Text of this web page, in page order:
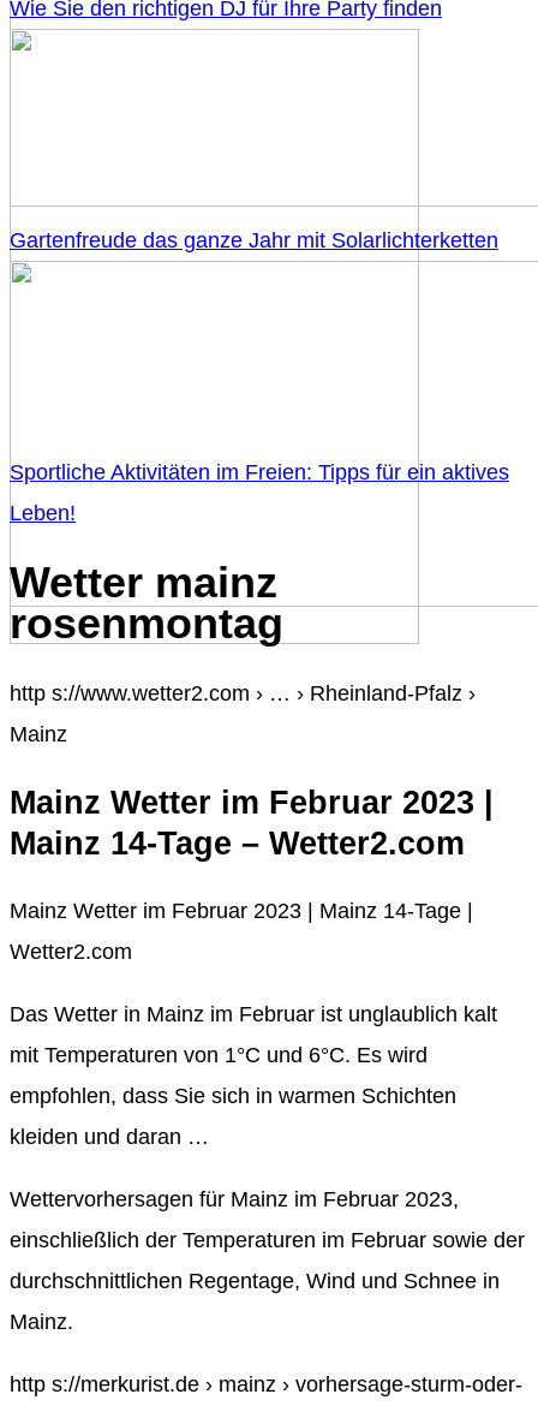
Wie Sie den richtigen DJ für Ihre Party finden
Gartenfreude das ganze Jahr mit Solarlichterketten
Sportliche Aktivitäten im Freien: Tipps für ein aktives
Leben!
Wetter mainz
rosenmontag
http s://www.wetter2.com › … › Rheinland-Pfalz ›
Mainz
Mainz Wetter im Februar 2023 |
Mainz 14-Tage – Wetter2.com
Mainz Wetter im Februar 2023 | Mainz 14-Tage |
Wetter2.com
Das Wetter in Mainz im Februar ist unglaublich kalt
mit Temperaturen von 1°C und 6°C. Es wird
empfohlen, dass Sie sich in warmen Schichten
kleiden und daran …
Wettervorhersagen für Mainz im Februar 2023,
einschließlich der Temperaturen im Februar sowie der
durchschnittlichen Regentage, Wind und Schnee in
Mainz.
http s://merkurist.de › mainz › vorhersage-sturm-oder-